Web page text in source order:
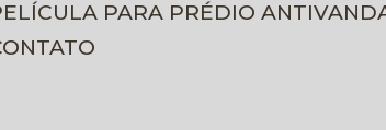
PELÍCULA PARA PRÉDIO
CONTATO